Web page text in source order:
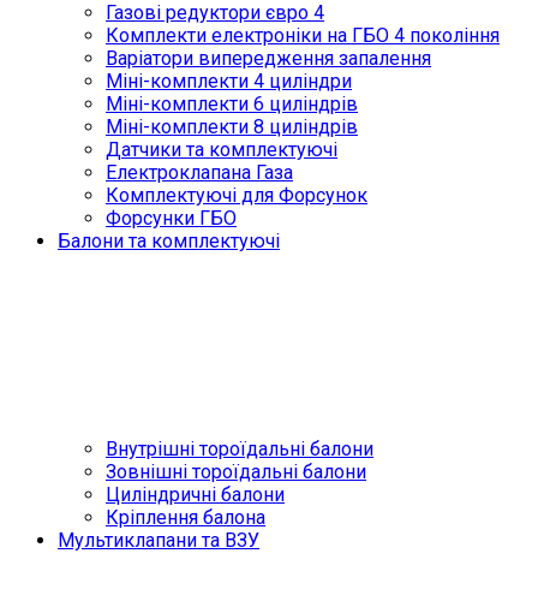
Газові редуктори євро 4
Комплекти електроніки на ГБО 4 покоління
Варіатори випередження запалення
Міні-комплекти 4 циліндри
Міні-комплекти 6 циліндрів
Міні-комплекти 8 циліндрів
Датчики та комплектуючі
Електроклапана Газа
Комплектуючі для Форсунок
Форсунки ГБО
Балони та комплектуючі
Внутрішні тороїдальні балони
Зовнішні тороїдальні балони
Циліндричні балони
Кріплення балона
Мультиклапани та ВЗУ